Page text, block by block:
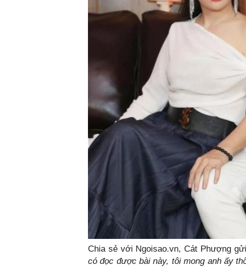
Chia sẻ với Ngoisao.vn, Cát Phượng
có đọc được bài này, tôi mong anh ấy